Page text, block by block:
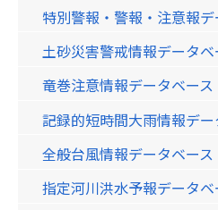
特別警報・警報・注意報デ
土砂災害警戒情報データベ
竜巻注意情報データベース
記録的短時間大雨情報デー
全般台風情報データベース
指定河川洪水予報データベ